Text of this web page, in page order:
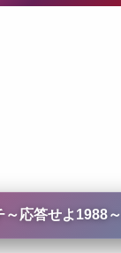
～応答せよ1988～